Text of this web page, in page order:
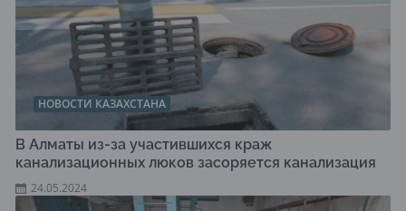
НОВОСТИ КАЗАХСТАНА
В Алматы из-за участившихся краж
канализационных люков засоряется канализация
24.05.2024